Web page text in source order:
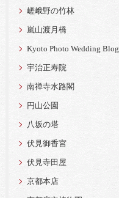
嵯峨野の竹林
嵐山渡月橋
Kyoto Photo Wedding Blog
宇治正寿院
南禅寺水路閣
円山公園
八坂の塔
伏見御香宮
伏見寺田屋
京都本店